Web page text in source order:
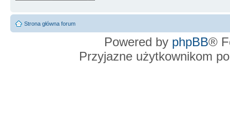
Strona główna forum
Powered by phpBB®
Przyjazne użytkownikom